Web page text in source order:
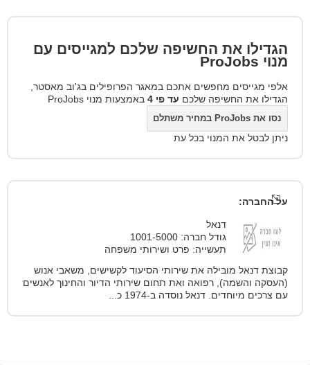
הגדילו את החשיפה שלכם למגייסים עם
מנוי ProJobs
אלפי מגייסים מחפשים אתכם במאגר הפרופילים בג'וב מאסטר,
הגדילו את החשיפה שלכם עד פי 4 באמצעות מנוי ProJobs
נסו את ProJobs במחיר משתלם
ניתן לבטל את המנוי בכל עת
על החברה:
דנאל
גודל חברה: 1001-5000
תעשייה: פרט ושירותי משפחה
קבוצת דנאל מובילה את שירותי הסיעוד לקשישים, משאבי אנוש
(העסקה והשמה), רפואה ואת תחום שירותי הדיור והחינוך לאנשים
עם צרכים מיוחדים. דנאל נוסדה ב-1974 כ...